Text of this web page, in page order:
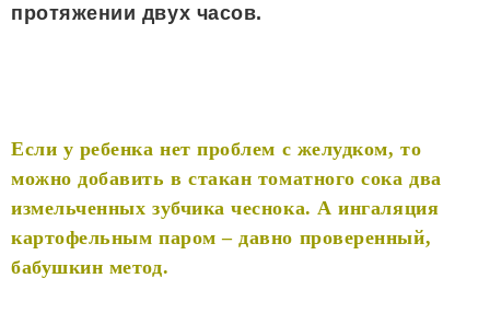
протяжении двух часов.
Если у ребенка нет проблем с желудком, то
можно добавить в стакан томатного сока два
измельченных зубчика чеснока. А ингаляция
картофельным паром – давно проверенный,
бабушкин метод.